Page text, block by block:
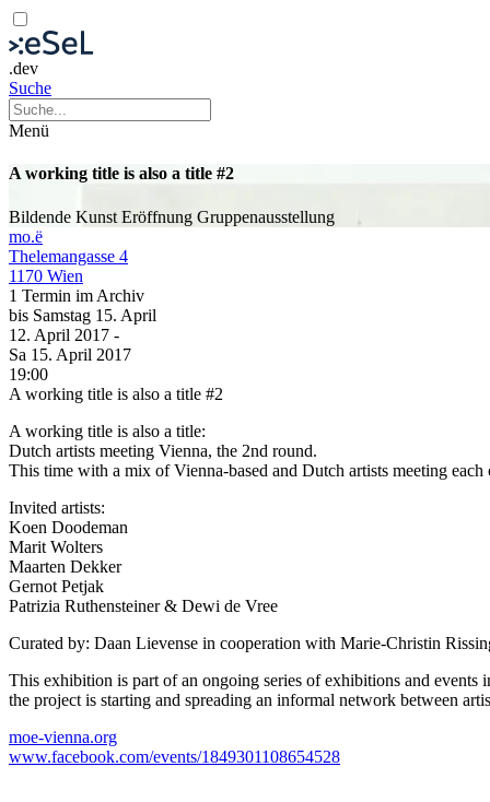
.dev
Suche
Menü
A working title is also a title #2
Bildende Kunst Eröffnung Gruppenausstellung
mo.ë
Thelemangasse 4
1170 Wien
1 Termin im Archiv
bis Samstag 15. April
12. April 2017 -
Sa 15. April 2017
19:00
A working title is also a title #2
A working title is also a title:
Dutch artists meeting Vienna, the 2nd round.
This time with a mix of Vienna-based and Dutch artists meeting
Invited artists:
Koen Doodeman
Marit Wolters
Maarten Dekker
Gernot Petjak
Patrizia Ruthensteiner & Dewi de Vree
Curated by: Daan Lievense in cooperation with Marie-Christin
This exhibition is part of an ongoing series of exhibitions and
the project is starting and spreading an informal network between
moe-vienna.org
www.facebook.com/events/1849301108654528